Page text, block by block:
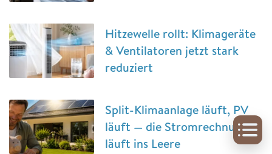
Hitzewelle rollt: Klimageräte
& Ventilatoren jetzt stark
reduziert
Split-Klimaanlage läuft, PV
läuft — die Stromrechnung
läuft ins Leere